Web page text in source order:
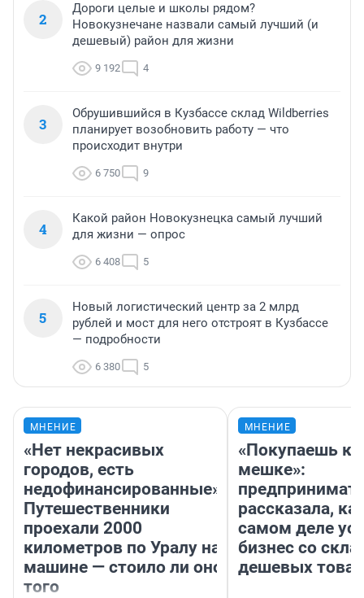
2
Дороги целые и школы рядом?
Новокузнечане назвали самый лучший (и
дешевый) район для жизни
9 192 4
3
Обрушившийся в Кузбассе склад Wildberries
планирует возобновить работу — что
происходит внутри
6 750 9
4
Какой район Новокузнецка самый лучший
для жизни — опрос
6 408 5
5
Новый логистический центр за 2 млрд
рублей и мост для него отстроят в Кузбассе
— подробности
6 380 5
МНЕНИЕ
«Нет некрасивых
городов, есть
недофинансированные».
Путешественники
проехали 2000
километров по Уралу на
машине — стоило ли оно
того
МНЕНИЕ
«Покупаешь
мешке»:
рассказала,
самом деле
бизнес со
дешевых